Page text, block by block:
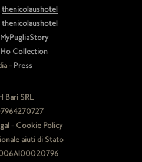
thenicolaushotel
thenicolaushotel
Ho Collection
- Press
Bari SRL
- Cookie Policy
aiuti di Stato